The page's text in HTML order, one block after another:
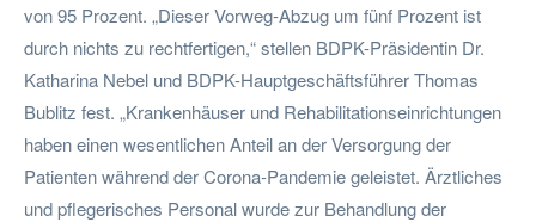
von 95 Prozent. „Dieser Vorweg-Abzug um fünf Prozent ist
durch nichts zu rechtfertigen,“ stellen BDPK-Präsidentin Dr.
Katharina Nebel und BDPK-Hauptgeschäftsführer Thomas
Bublitz fest. „Krankenhäuser und Rehabilitationseinrichtungen
haben einen wesentlichen Anteil an der Versorgung der
Patienten während der Corona-Pandemie geleistet. Ärztliches
und pflegerisches Personal wurde zur Behandlung der